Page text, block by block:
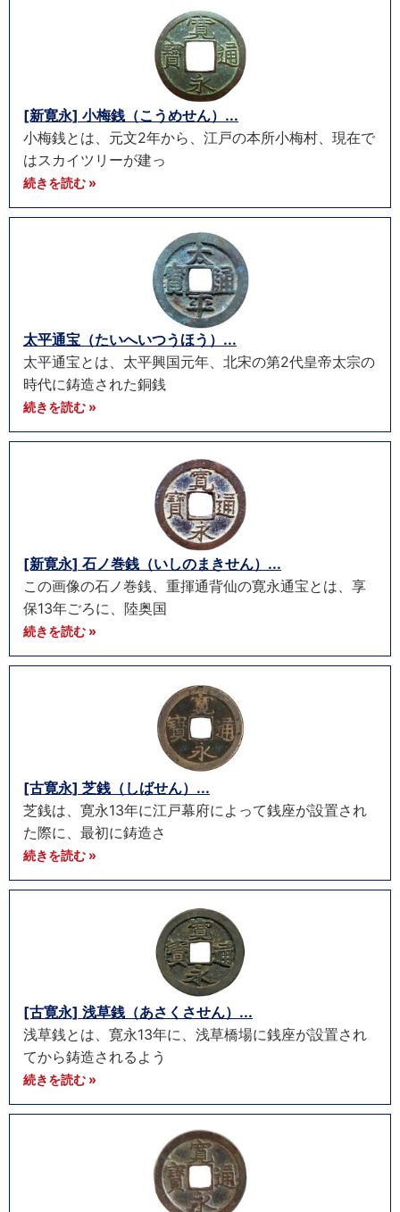
[新寛永] 小梅銭（こうめせん）...
小梅銭とは、元文2年から、江戸の本所小梅村、現在で
はスカイツリーが建っ
続きを読む »
太平通宝（たいへいつうほう）...
太平通宝とは、太平興国元年、北宋の第2代皇帝太宗の
時代に鋳造された銅銭
続きを読む »
[新寛永] 石ノ巻銭（いしのまきせん）...
この画像の石ノ巻銭、重揮通背仙の寛永通宝とは、享
保13年ごろに、陸奥国
続きを読む »
[古寛永] 芝銭（しばせん）...
芝銭は、寛永13年に江戸幕府によって銭座が設置され
た際に、最初に鋳造さ
続きを読む »
[古寛永] 浅草銭（あさくさせん）...
浅草銭とは、寛永13年に、浅草橋場に銭座が設置され
てから鋳造されるよう
続きを読む »